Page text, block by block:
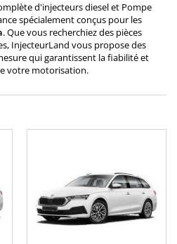
d'injecteurs diesel et Pompe
spécialement conçus pour les
. Que vous recherchiez des pièces
InjecteurLand vous propose des
qui garantissent la fiabilité et
votre motorisation.